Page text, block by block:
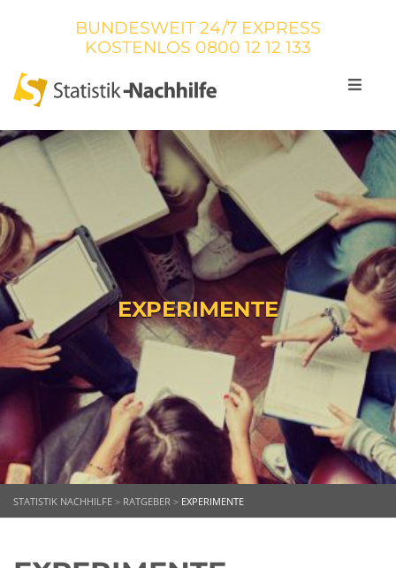
BUNDESWEIT 24/7 EXPRESS
KOSTENLOS 0800 12 12 133
EXPERIMENTE
STATISTIK NACHHILFE > RATGEBER > EXPERIMENTE